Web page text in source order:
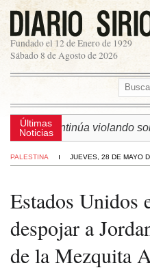
Fundado el 12 de Enero de 1929
Sábado 8 de Agosto de 2026
Últimas
Noticias
continúa violando
PALESTINA JUEVES, 28 DE MAYO
Estados Unidos
despojar a
de la Mezquita